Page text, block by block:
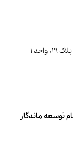
1
توسعه ماندگار